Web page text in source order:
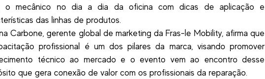
o mecânico no dia a dia da oficina com dicas de aplicação e
das linhas de produtos.
Carbone, gerente global de marketing da Fras-le Mobility, afirma que
profissional é um dos pilares da marca, visando promover
técnico ao mercado e o evento vem ao encontro desse
que gera conexão de valor com os profissionais da reparação.